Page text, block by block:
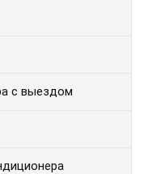
с выездом